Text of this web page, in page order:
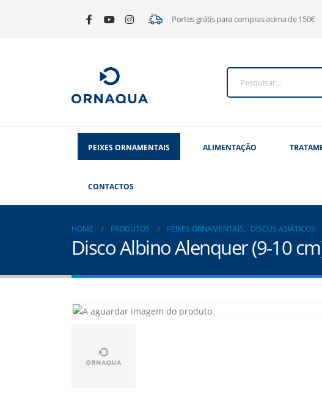
Portes grátis para compras acima de 150€
PEIXES ORNAMENTAIS ALIMENTAÇÃO
CONTACTOS
HOME PRODUTOS PEIXES ORNAMENTAIS, DISCUS ASIÁTICOS
Disco Albino Alenquer (9-10